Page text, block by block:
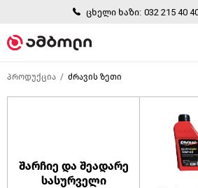
ცხელი ხაზი: 032 215 40
პროდუქცია ძრავის ზეთი
შარჩიე და შეადარე
სასურველი